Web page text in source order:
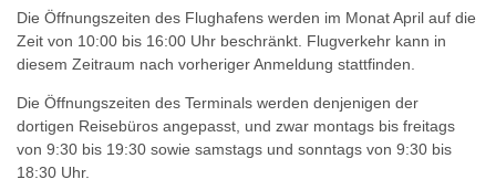
Die Öffnungszeiten des Flughafens werden im Monat April auf die
Zeit von 10:00 bis 16:00 Uhr beschränkt. Flugverkehr kann in
diesem Zeitraum nach vorheriger Anmeldung stattfinden.
Die Öffnungszeiten des Terminals werden denjenigen der
dortigen Reisebüros angepasst, und zwar montags bis freitags
von 9:30 bis 19:30 sowie samstags und sonntags von 9:30 bis
18:30 Uhr.